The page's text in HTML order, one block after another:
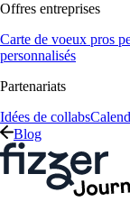
Offres entreprises
Carte de voeux pros
personnalisés
Partenariats
Idées de collabs
Blog